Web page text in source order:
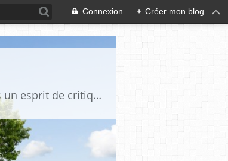
Connexion + Créer mon blog
Blog destiné à commenter l'actualité, politique, économique, culturelle, sportive, etc, dans un esprit de critique philosophique, d'esprit chrétien et français.La collaboration des lecteurs est souhaitée, de même que la courtoisie, et l'esprit de tolérance.